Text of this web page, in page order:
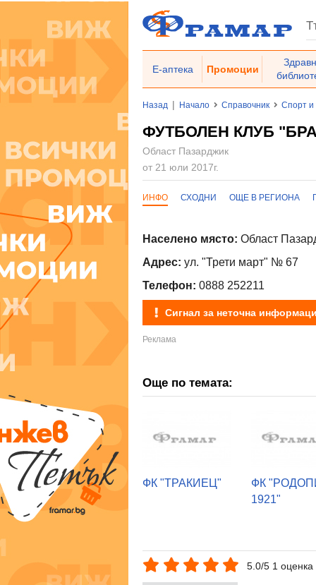
Е-аптека Промоции
Назад | Начало Справочник Спорт и
ФУТБОЛЕН КЛУБ
Област Пазарджик
от 21 юли 2017г.
ИНФО СХОДНИ ОЩЕ В РЕГИОНА
Населено място: Област
Адрес: ул. "Трети март" № 67
Телефон: 0888 252211
Сигнал за неточна
Още по темата:
ФК "ТРАКИЕЦ"
ФК
1921"
5.0/5 1 оценка